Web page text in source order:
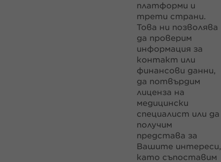
платформи и
трети страни.
Това ни позволява
да проверим
информация за
контакт или
финансови данни,
да потвърдим
лиценза на
медицински
специалист или да
получим
представа за
Вашите интереси,
като съпоставим